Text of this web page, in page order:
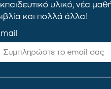
υλικό, νέα
και πολλά άλλα!